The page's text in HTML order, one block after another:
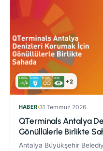
+2
HABER 31 Temmuz 2026
QTerminals Antalya
Gönüllülerle Birlikte
Antalya Büyükşehir